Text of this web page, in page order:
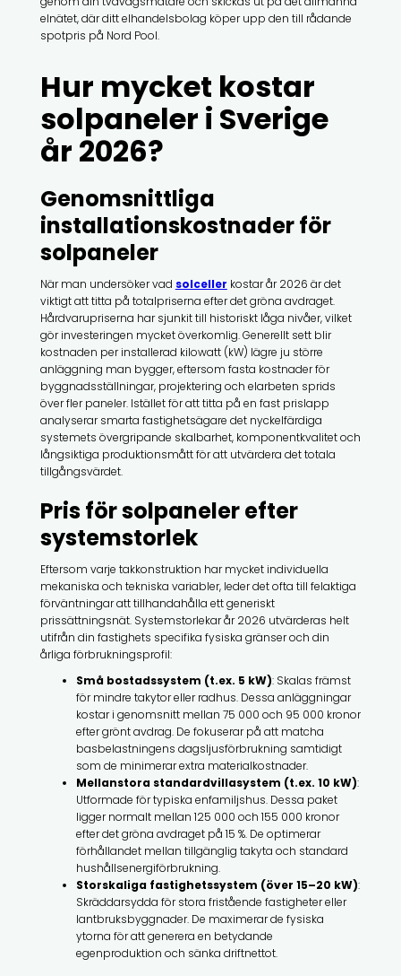
elnätet, där ditt elhandelsbolag köper upp den till rådande
spotpris på Nord Pool.
Hur mycket kostar
solpaneler i Sverige
år 2026?
Genomsnittliga
installationskostnader för
solpaneler
När man undersöker vad solceller kostar år 2026 är det
viktigt att titta på totalpriserna efter det gröna avdraget.
Hårdvarupriserna har sjunkit till historiskt låga nivåer, vilket
gör investeringen mycket överkomlig. Generellt sett blir
kostnaden per installerad kilowatt (kW) lägre ju större
anläggning man bygger, eftersom fasta kostnader för
byggnadsställningar, projektering och elarbeten sprids
över fler paneler. Istället för att titta på en fast prislapp
analyserar smarta fastighetsägare det nyckelfärdiga
systemets övergripande skalbarhet, komponentkvalitet och
långsiktiga produktionsmått för att utvärdera det totala
tillgångsvärdet.
Pris för solpaneler efter
systemstorlek
Eftersom varje takkonstruktion har mycket individuella
mekaniska och tekniska variabler, leder det ofta till felaktiga
förväntningar att tillhandahålla ett generiskt
prissättningsnät. Systemstorlekar år 2026 utvärderas helt
utifrån din fastighets specifika fysiska gränser och din
årliga förbrukningsprofil:
Små bostadssystem (t.ex. 5 kW): Skalas främst
för mindre takytor eller radhus. Dessa anläggningar
kostar i genomsnitt mellan 75 000 och 95 000 kronor
efter grönt avdrag. De fokuserar på att matcha
basbelastningens dagsljusförbrukning samtidigt
som de minimerar extra materialkostnader.
Mellanstora standardvillasystem (t.ex. 10 kW):
Utformade för typiska enfamiljshus. Dessa paket
ligger normalt mellan 125 000 och 155 000 kronor
efter det gröna avdraget på 15 %. De optimerar
förhållandet mellan tillgänglig takyta och standard
hushållsenergiförbrukning.
Storskaliga fastighetssystem (över 15–20 kW):
Skräddarsydda för stora fristående fastigheter eller
lantbruksbyggnader. De maximerar de fysiska
ytorna för att generera en betydande
egenproduktion och sänka driftnettot.